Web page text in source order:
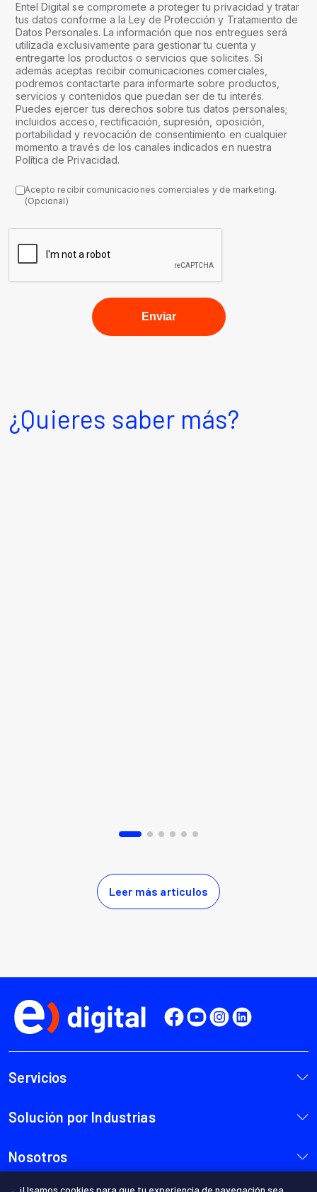
Entel Digital se compromete a proteger tu privacidad y tratar
tus datos conforme a la Ley de Protección y Tratamiento de
Datos Personales. La información que nos entregues será
utilizada exclusivamente para gestionar tu cuenta y
entregarte los productos o servicios que solicites. Si
además aceptas recibir comunicaciones comerciales,
podremos contactarte para informarte sobre productos,
servicios y contenidos que puedan ser de tu interés.
Puedes ejercer tus derechos sobre tus datos personales;
incluidos acceso, rectificación, supresión, oposición,
portabilidad y revocación de consentimiento en cualquier
momento a través de los canales indicados en nuestra
Política de Privacidad.
Acepto recibir comunicaciones comerciales y de marketing.
(Opcional)
¿Quieres saber más?
¡Usamos cookies para que tu experiencia de navegación sea